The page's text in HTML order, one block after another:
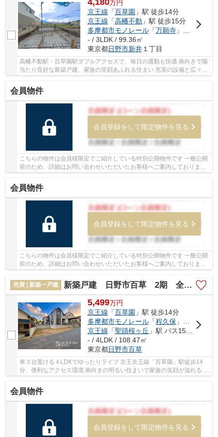
4,180万円
京王線 「百草園 」駅 徒歩14分
京王線 「高幡不動 」駅 徒歩15分
多摩都市モノレール「万願寺」駅 徒歩16分
- / 3LDK / 99.36㎡
東京都日野市新井１丁目
高幡不動駅・百草園駅ダブルアクセスで、毎日の通勤も快適 南向きで陽
当たり良好な新築戸建、家族の笑顔あふれる住まい 充実の設備と広々
会員物件
会員登録をして限定物件を見る
こちらの物件は会員様限定でご紹介している特別公開物件です 一般公開
前のため、詳細はお問い合わせいただいたお客様へご案内しております
少しでもご興味をお持ちの方は、お早めにお...
会員物件
会員登録をして限定物件を見る
こちらの物件は会員様限定でご紹介している特別公開物件です 一般公開
前のため、詳細はお問い合わせいただいたお客様へご案内しております
少しでもご興味をお持ちの方は、お早めにお...
売買 | 新築一戸建
新築戸建 日野市百草 2期 全1棟
5,499万円
京王線 「百草園 」駅 徒歩14分
多摩都市モノレール「程久保」駅 徒歩26分
京王線 「聖蹟桜ヶ丘 」駅 バス15分 「百草団地南」 停歩14分
- / 4LDK / 108.47㎡
東京都日野市百草
車３台置ける４LDKでゆったりライフ 京王京王線「百草園」駅徒歩14
分、便利なアクセス環境 南向きの明るい住まいで家族の笑顔が溢れる 充
実した設備で、育ちやすい子どもたちの未来を...
会員物件
会員登録をして限定物件を見る